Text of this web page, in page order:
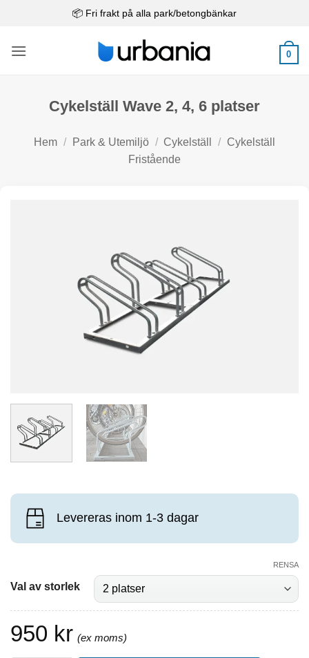
📦 Fri frakt på alla park/betongbänkar
0
Cykelställ Wave 2, 4, 6 platser
Hem / Park & Utemiljö / Cykelställ / Cykelställ
Fristående
Levereras inom 1-3 dagar
Val av storlek
RENSA
950 kr